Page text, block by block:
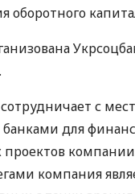
оборотного
с
для
проектов
компания